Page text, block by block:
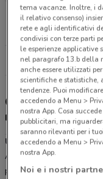
Via E.
6.3 km
Gli sconti del
negozi
Unieuro Cremona
Aperto dal Lunedì al
presente a Cremona in
tema vacanze. Inoltre, i
il relativo consenso)
rete e agli identificativi
condivisi con terze parti
le esperienze
nel paragrafo 13.b della
anche essere utilizzati
scientifiche e statistiche,
tendenze. Puoi
accedendo a Menu >
nostra App. Cosa
pubblicitari, ma
saranno rilevanti per i
accedendo a Menu >
nostra App.
Noi e i nostri